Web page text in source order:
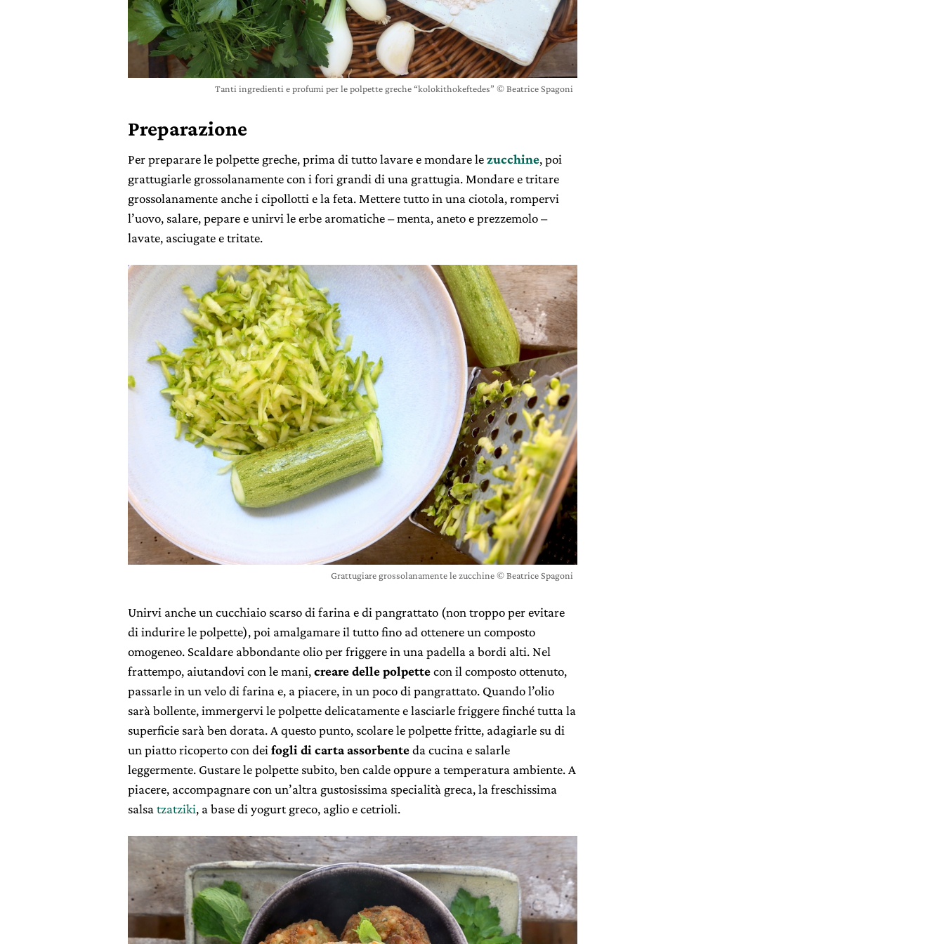
Tanti ingredienti e profumi per le polpette greche “kolokithokeftedes” © Beatrice Spagoni
Preparazione
Per preparare le polpette greche, prima di tutto lavare e mondare lezucchine, poi
grattugiarle grossolanamente con i fori grandi di una grattugia. Mondare e tritare
grossolanamente anche i cipollotti e la feta. Mettere tutto in una ciotola, rompervi
l’uovo, salare, pepare e unirvi le erbe aromatiche – menta, aneto e prezzemolo –
lavate, asciugate e tritate.
Grattugiare grossolanamente le zucchine © Beatrice Spagoni
Unirvi anche un cucchiaio scarso di farina e di pangrattato (non troppo per evitare
di indurire le polpette), poi amalgamare il tutto fino ad ottenere un composto
omogeneo. Scaldare abbondante olio per friggere in una padella a bordi alti. Nel
frattempo, aiutandovi con le mani,creare dellepolpettecon il composto ottenuto,
passarle in un velo di farina e, a piacere, in un poco di pangrattato. Quando l’olio
sarà bollente, immergervi le polpette delicatamente e lasciarle friggere finché tutta la
superficie sarà ben dorata. A questo punto, scolare le polpette fritte, adagiarle su di
un piatto ricoperto con dei fogli di carta assorbenteda cucina e salarle
leggermente. Gustare le polpette subito, ben calde oppure a temperatura ambiente. A
piacere, accompagnare con un’altra gustosissima specialità greca, la freschissima
salsa tzatziki, a base di yogurt greco, aglio e cetrioli.